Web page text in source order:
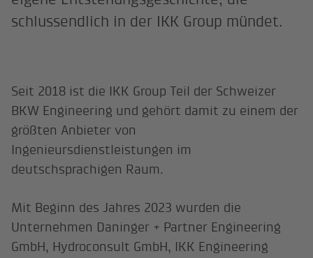
schlussendlich in der IKK Group mündet.
Seit 2018 ist die IKK Group Teil der Schweizer
BKW Engineering und gehört damit zu einem der
größten Anbieter von
Ingenieursdienstleistungen im
deutschsprachigen Raum.
Mit Beginn des Jahres 2023 wurden die
Unternehmen Daninger + Partner Engineering
GmbH, Hydroconsult GmbH, IKK Engineering